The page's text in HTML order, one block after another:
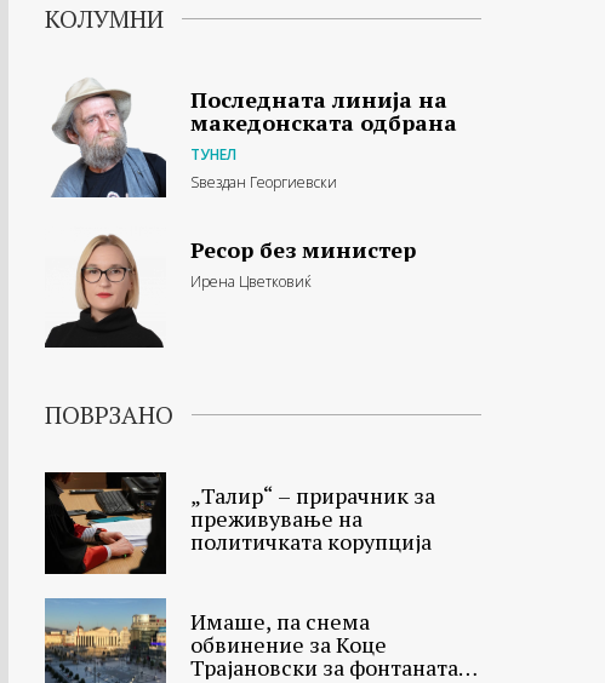
КОЛУМНИ
Последната линија на
македонската одбрана
ТУНЕЛ
Ѕвездан Георгиевски
Ресор без министер
Ирена Цветковиќ
ПОВРЗАНО
„Талир“ – прирачник за
преживување на
политичката корупција
Имаше, па снема
обвинение за Коце
Трајановски за фонтаната